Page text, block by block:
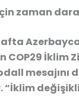
zaman
COP29 İklim
mesajını
“İklim